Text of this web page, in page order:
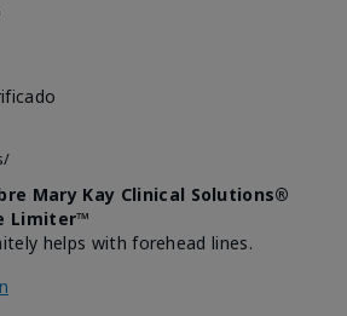
Mary Kay Clinical Solutions®
Limiter™
helps with forehead lines.